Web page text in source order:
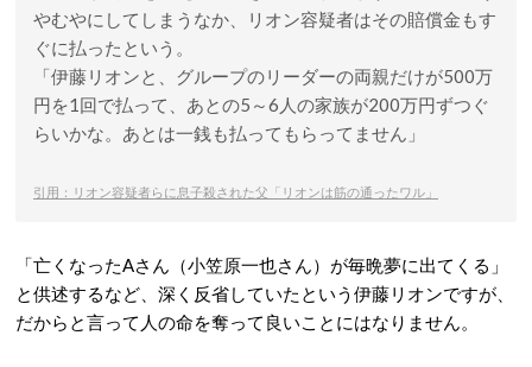
やむやにしてしまうなか、リオン容疑者はその賠償金もす
ぐに払ったという。
「伊藤リオンと、グループのリーダーの両親だけが500万
円を1回で払って、あとの5～6人の家族が200万円ずつぐ
らいかな。あとは一銭も払ってもらってません」
引用：リオン容疑者らに息子殺された父「リオンは筋の通ったワル」
「亡くなったAさん（小笠原一也さん）が毎晩夢に出てくる」
と供述するなど、深く反省していたという伊藤リオンですが、
だからと言って人の命を奪って良いことにはなりません。